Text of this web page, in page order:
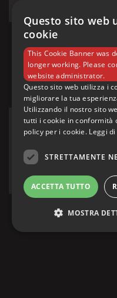
17 18
24 25 26
1 2
Questo sito web
cookie
This Cookie Banner was
longer working. Please
website administrator.
Questo sito web utilizza i
migliorare la tua
Utilizzando il nostro sito
tutti i cookie in conformità
policy per i cookie. Leggi
STRETTAMENTE
ACCETTA TUTTO
MOSTRA